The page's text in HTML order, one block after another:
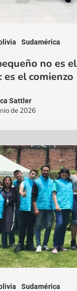
Sudamérica
no es el
es el comienzo
Sattler
de 2026
Sudamérica